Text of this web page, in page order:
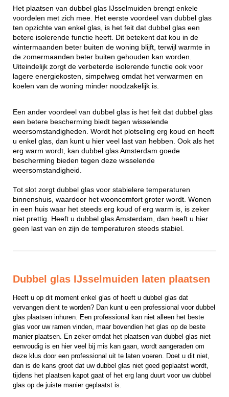
Het plaatsen van dubbel glas IJsselmuiden brengt enkele
voordelen met zich mee. Het eerste voordeel van dubbel glas
ten opzichte van enkel glas, is het feit dat dubbel glas een
betere isolerende functie heeft. Dit betekent dat kou in de
wintermaanden beter buiten de woning blijft, terwijl warmte in
de zomermaanden beter buiten gehouden kan worden.
Uiteindelijk zorgt de verbeterde isolerende functie ook voor
lagere energiekosten, simpelweg omdat het verwarmen en
koelen van de woning minder noodzakelijk is.
Een ander voordeel van dubbel glas is het feit dat dubbel glas
een betere bescherming biedt tegen wisselende
weersomstandigheden. Wordt het plotseling erg koud en heeft
u enkel glas, dan kunt u hier veel last van hebben. Ook als het
erg warm wordt, kan dubbel glas Amsterdam goede
bescherming bieden tegen deze wisselende
weersomstandigheid.
Tot slot zorgt dubbel glas voor stabielere temperaturen
binnenshuis, waardoor het wooncomfort groter wordt. Wonen
in een huis waar het steeds erg koud of erg warm is, is zeker
niet prettig. Heeft u dubbel glas Amsterdam, dan heeft u hier
geen last van en zijn de temperaturen steeds stabiel.
Dubbel glas IJsselmuiden laten plaatsen
Heeft u op dit moment enkel glas of heeft u dubbel glas dat
vervangen dient te worden? Dan kunt u een professional voor dubbel
glas plaatsen inhuren. Een professional kan niet alleen het beste
glas voor uw ramen vinden, maar bovendien het glas op de beste
manier plaatsen. En zeker omdat het plaatsen van dubbel glas niet
eenvoudig is en hier veel bij mis kan gaan, wordt aangeraden om
deze klus door een professional uit te laten voeren. Doet u dit niet,
dan is de kans groot dat uw dubbel glas niet goed geplaatst wordt,
tijdens het plaatsen kapot gaat of het erg lang duurt voor uw dubbel
glas op de juiste manier geplaatst is.